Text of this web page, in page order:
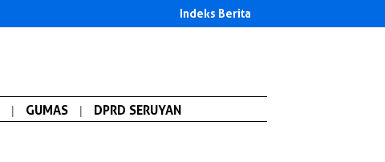
Indeks Berita
| GUMAS | DPRD SERUYAN